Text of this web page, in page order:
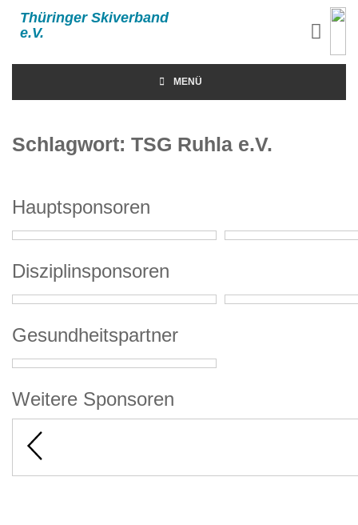
Thüringer Skiverband
e.V.
MENÜ
Schlagwort: TSG Ruhla e.V.
Hauptsponsoren
Disziplinsponsoren
Gesundheitspartner
Weitere Sponsoren